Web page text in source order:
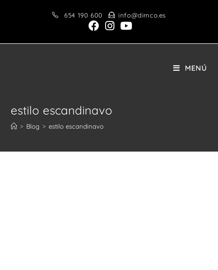
654 190 600 info@dimco.es
MENÚ
estilo escandinavo
> Blog > estilo escandinavo